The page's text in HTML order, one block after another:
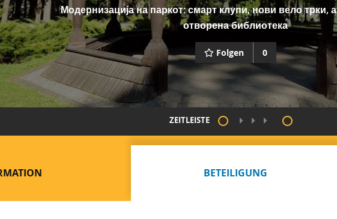
Модернизација на паркот: смарт клупи, нови вело трки,
отворена библиотека
Folgen 0
ZEITLEISTE
BETEILIGUNG